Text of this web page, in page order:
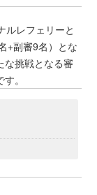
ルレフェリーと
+副審9名）とな
な挑戦となる審
。